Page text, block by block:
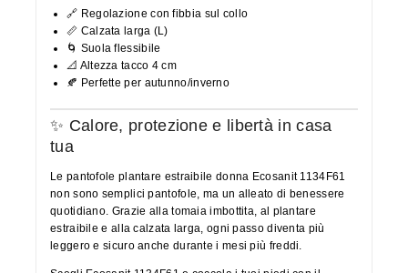
🔗 Regolazione con fibbia sul collo
📏 Calzata larga (L)
🌀 Suola flessibile
📐 Altezza tacco 4 cm
🍂 Perfette per autunno/inverno
✨ Calore, protezione e libertà in casa
tua
Le pantofole plantare estraibile donna Ecosanit 1134F61
non sono semplici pantofole, ma un alleato di benessere
quotidiano. Grazie alla tomaia imbottita, al plantare
estraibile e alla calzata larga, ogni passo diventa più
leggero e sicuro anche durante i mesi più freddi.